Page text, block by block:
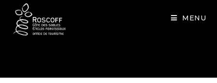
MENU
Cookies management panel